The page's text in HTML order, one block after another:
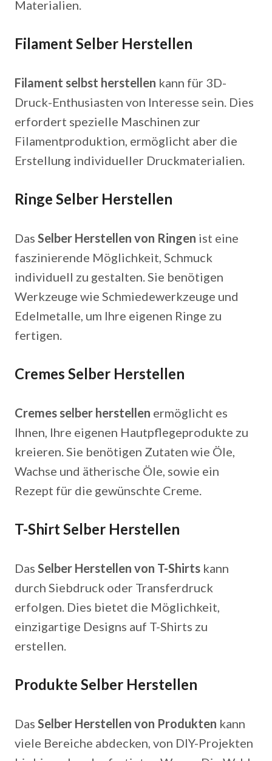
Materialien.
Filament Selber Herstellen
Filament selbst herstellen kann für 3D-
Druck-Enthusiasten von Interesse sein. Dies
erfordert spezielle Maschinen zur
Filamentproduktion, ermöglicht aber die
Erstellung individueller Druckmaterialien.
Ringe Selber Herstellen
Das Selber Herstellen von Ringen ist eine
faszinierende Möglichkeit, Schmuck
individuell zu gestalten. Sie benötigen
Werkzeuge wie Schmiedewerkzeuge und
Edelmetalle, um Ihre eigenen Ringe zu
fertigen.
Cremes Selber Herstellen
Cremes selber herstellen ermöglicht es
Ihnen, Ihre eigenen Hautpflegeprodukte zu
kreieren. Sie benötigen Zutaten wie Öle,
Wachse und ätherische Öle, sowie ein
Rezept für die gewünschte Creme.
T-Shirt Selber Herstellen
Das Selber Herstellen von T-Shirts kann
durch Siebdruck oder Transferdruck
erfolgen. Dies bietet die Möglichkeit,
einzigartige Designs auf T-Shirts zu
erstellen.
Produkte Selber Herstellen
Das Selber Herstellen von Produkten kann
viele Bereiche abdecken, von DIY-Projekten